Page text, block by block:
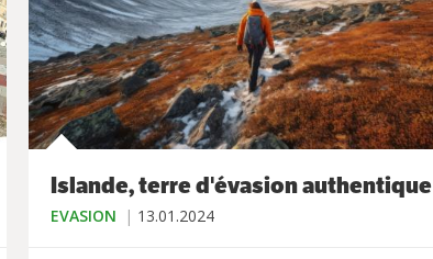
Islande, terre d'évasion authentique
EVASION 13.01.2024